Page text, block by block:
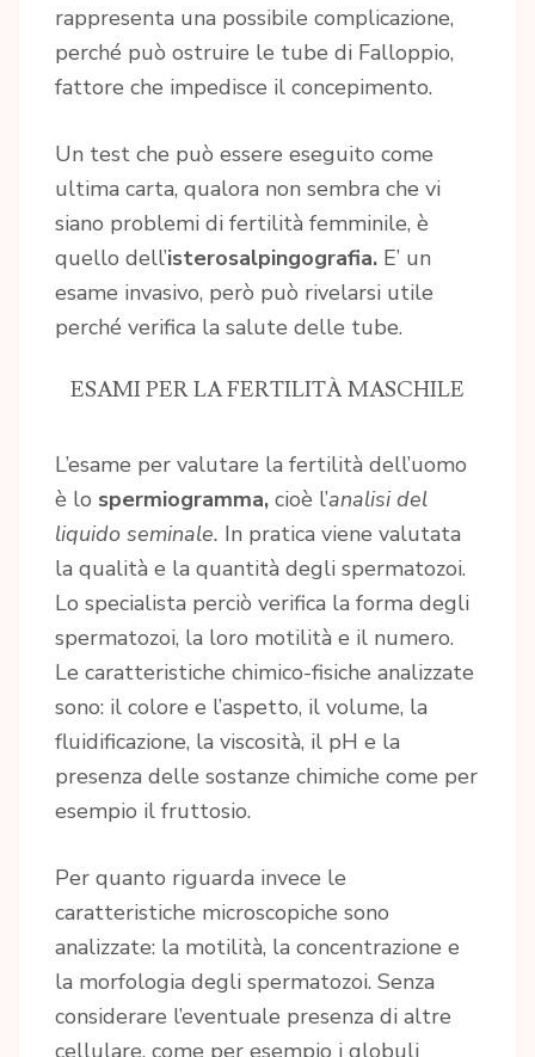
rappresenta una possibile complicazione,
perché può ostruire le tube di Falloppio,
fattore che impedisce il concepimento.
Un test che può essere eseguito come
ultima carta, qualora non sembra che vi
siano problemi di fertilità femminile, è
quello dell’isterosalpingografia. E’ un
esame invasivo, però può rivelarsi utile
perché verifica la salute delle tube.
ESAMI PER LA FERTILITÀ MASCHILE
L’esame per valutare la fertilità dell’uomo
è lo spermiogramma, cioè l’analisi del
liquido seminale. In pratica viene valutata
la qualità e la quantità degli spermatozoi.
Lo specialista perciò verifica la forma degli
spermatozoi, la loro motilità e il numero.
Le caratteristiche chimico-fisiche analizzate
sono: il colore e l’aspetto, il volume, la
fluidificazione, la viscosità, il pH e la
presenza delle sostanze chimiche come per
esempio il fruttosio.
Per quanto riguarda invece le
caratteristiche microscopiche sono
analizzate: la motilità, la concentrazione e
la morfologia degli spermatozoi. Senza
considerare l’eventuale presenza di altre
cellulare, come per esempio i globuli